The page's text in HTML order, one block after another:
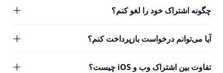
چگونه اشتراک خود را لغو کنم؟
آیا می‌توانم درخواست بازپرداخت کنم؟
تفاوت بین اشتراک وب و iOS چیست؟